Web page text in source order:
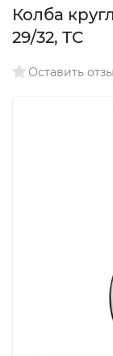
Колба
29/32, ТС
Оставить